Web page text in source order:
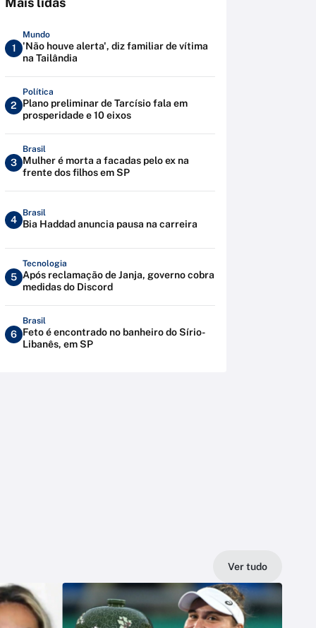
1
Mundo
'Não houve alerta', diz familiar de vítima
na Tailândia
2
Política
Plano preliminar de Tarcísio fala em
prosperidade e 10 eixos
3
Brasil
Mulher é morta a facadas pelo ex na
frente dos filhos em SP
4
Brasil
Bia Haddad anuncia pausa na carreira
5
Tecnologia
Após reclamação de Janja, governo cobra
medidas do Discord
6
Brasil
Feto é encontrado no banheiro do Sírio-
Libanês, em SP
Ver tudo